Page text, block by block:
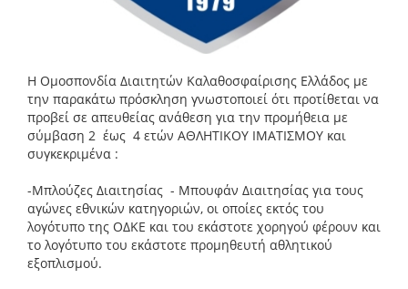
Η Ομοσπονδία Διαιτητών Καλαθοσφαίρισης Ελλάδος με
την παρακάτω πρόσκληση γνωστοποιεί ότι προτίθεται να
προβεί σε απευθείας ανάθεση για την προμήθεια με
σύμβαση 2 έως 4 ετών ΑΘΛΗΤΙΚΟΥ ΙΜΑΤΙΣΜΟΥ και
συγκεκριμένα :
-Μπλούζες Διαιτησίας - Μπουφάν Διαιτησίας για τους
αγώνες εθνικών κατηγοριών, οι οποίες εκτός του
λογότυπο της ΟΔΚΕ και του εκάστοτε χορηγού φέρουν και
το λογότυπο του εκάστοτε προμηθευτή αθλητικού
εξοπλισμού.